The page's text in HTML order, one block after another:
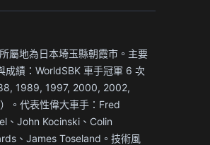
屬地為日本埼玉縣朝霞市。主要
成績：WorldSBK 車手冠軍 6 次
1989, 1997, 2000, 2002,
。代表性偉大車手：Fred
、John Kocinski、Colin
、James Toseland。技術風